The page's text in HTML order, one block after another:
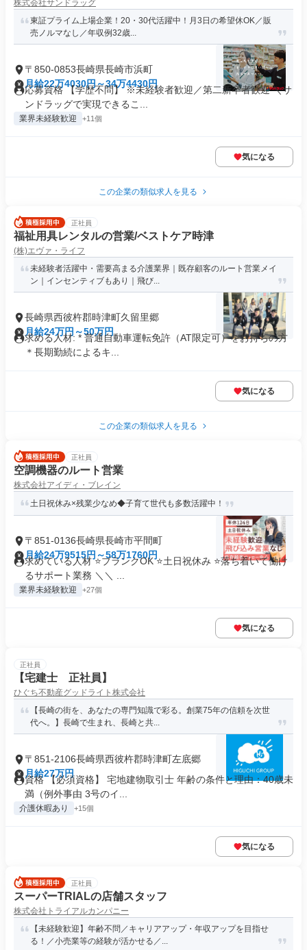
株式会社サンドラッグ
東証プライム上場企業！20・30代活躍中！月3日の希望休OK／販
売ノルマなし／年収例32歳...
〒850-0853長崎県長崎市浜町
月給22万4030円～34万4430円
応募資格 【学歴不問】 ※未経験者歓迎／第二新卒者歓迎 ＼サ
ンドラッグで実現できるこ...
業界未経験歓迎 +11個
気になる
この企業の類似求人を見る
正社員
福祉用具レンタルの営業/ベストケア時津
(株)エヴァ・ライフ
未経験者活躍中・需要高まる介護業界｜既存顧客のルート営業メイ
ン｜インセンティブもあり｜飛び...
長崎県西彼杵郡時津町久留里郷
月給24万円～50万円
求める人材: * 普通自動車運転免許（AT限定可）をお持ちの方
＊長期勤続によるキ...
気になる
この企業の類似求人を見る
正社員
空調機器のルート営業
株式会社アイディ・ブレイン
土日祝休み×残業少なめ◆子育て世代も多数活躍中！
〒851-0136長崎県長崎市平間町
月給24万9515円～58万1760円
求めている人材 ⭐ブランクOK ⭐土日祝休み ⭐落ち着いて働け
るサポート業務 ＼＼ ...
業界未経験歓迎 +27個
気になる
正社員
【宅建士 正社員】
ひぐち不動産グッドライト株式会社
【長崎の街を、あなたの専門知識で彩る。創業75年の信頼を次世
代へ。】長崎で生まれ、長崎と共...
〒851-2106長崎県西彼杵郡時津町左底郷
月給27万円
資格 【必須資格】 宅地建物取引士 年齢の条件と理由：40歳未
満（例外事由 3号のイ...
介護休暇あり +15個
気になる
正社員
スーパーTRIALの店舗スタッフ
株式会社トライアルカンパニー
【未経験歓迎】年齢不問／キャリアアップ・年収アップを目指せ
る！／小売業等の経験が活かせる／...